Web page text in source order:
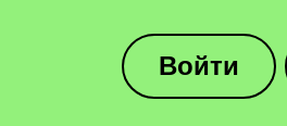
Войти